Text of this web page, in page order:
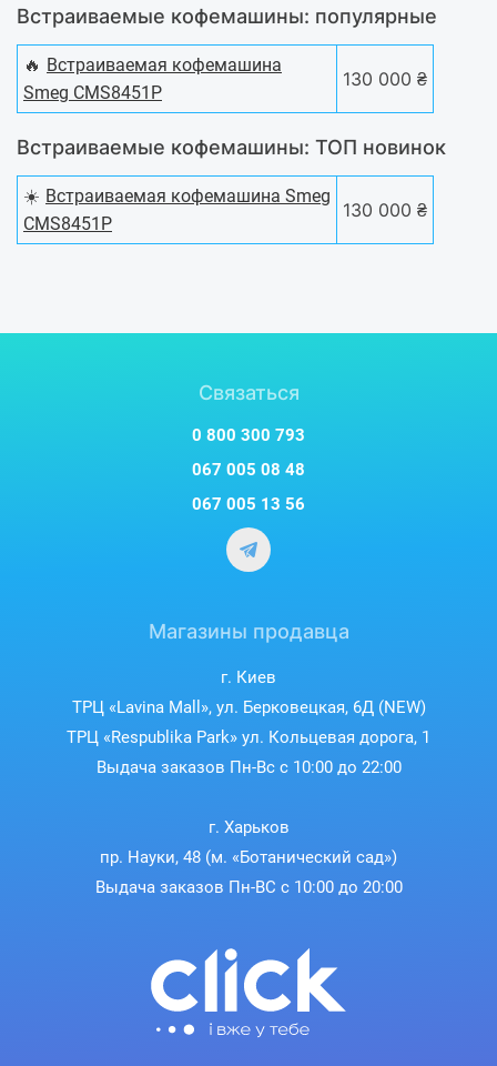
Встраиваемые кофемашины: популярные
🔥 Встраиваемая кофемашина
Smeg CMS8451P
130 000 ₴
Встраиваемые кофемашины: ТОП новинок
☀️ Встраиваемая кофемашина Smeg
CMS8451P
130 000 ₴
Связаться
0 800 300 793
067 005 08 48
067 005 13 56
Магазины продавца
г. Киев
ТРЦ «Lavina Mall», ул. Берковецкая, 6Д (NEW)
ТРЦ «Respublika Park» ул. Кольцевая дорога, 1
Выдача заказов Пн-Вс с 10:00 до 22:00
г. Харьков
пр. Науки, 48 (м. «Ботанический сад»)
Выдача заказов Пн-ВС с 10:00 до 20:00